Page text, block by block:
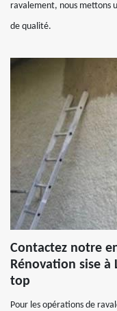
ravalement, nous mettons
de qualité.
Contactez notre
Rénovation sise à
top
Pour les opérations de